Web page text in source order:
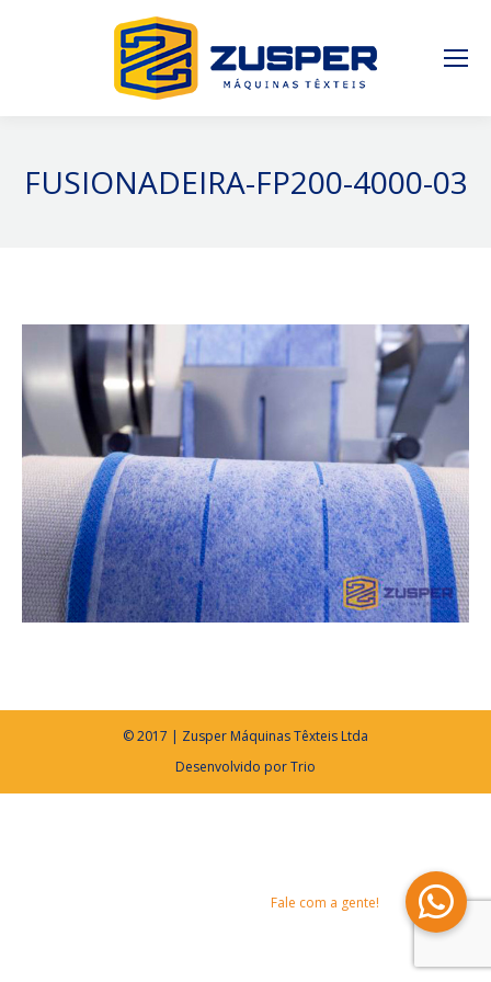
FUSIONADEIRA-FP200-4000-03
© 2017 | Zusper Máquinas Têxteis Ltda
Desenvolvido porTrio